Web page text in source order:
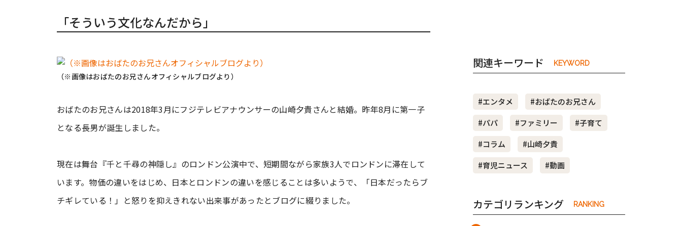
「そういう文化なんだから」
（※画像はおばたのお兄さんオフィシャルブログより）
おばたのお兄さんは2018年3月にフジテレビアナウンサーの山崎夕貴さんと結婚。昨年8月に第一子
となる長男が誕生しました。
現在は舞台『千と千尋の神隠し』のロンドン公演中で、短期間ながら家族3人でロンドンに滞在して
います。物価の違いをはじめ、日本とロンドンの違いを感じることは多いようで、「日本だったらブ
チギレている！」と怒りを抑えきれない出来事があったとブログに綴りました。
関連キーワード KEYWORD
#エンタメ
#おばたのお兄さん
#パパ
#ファミリー
#子育て
#コラム
#山崎夕貴
#育児ニュース
#動画
カテゴリランキング RANKING